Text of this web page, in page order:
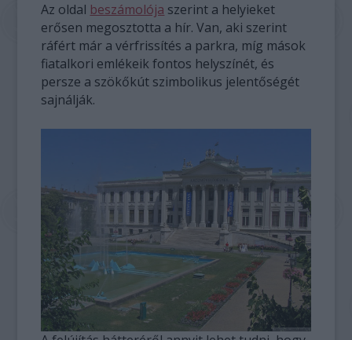
Az oldal beszámolója szerint a helyieket
erősen megosztotta a hír. Van, aki szerint
ráfért már a vérfrissítés a parkra, míg mások
fiatalkori emlékeik fontos helyszínét, és
persze a szökőkút szimbolikus jelentőségét
sajnálják.